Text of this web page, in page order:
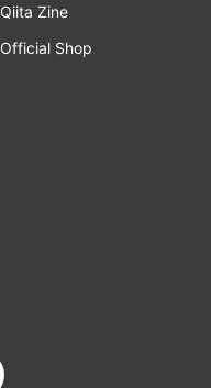
Qiita Zine
Official Shop